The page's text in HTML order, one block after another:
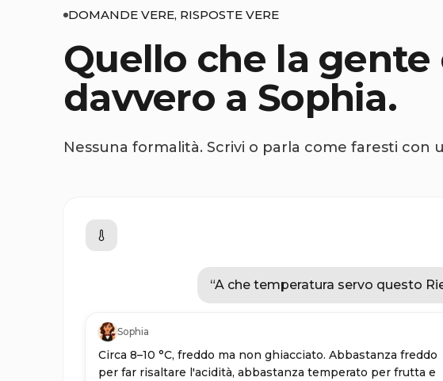
DOMANDE VERE, RISPOSTE VERE
Quello che la gente
davvero a Sophia.
Nessuna formalità. Scrivi o parla come faresti con
“A che temperatura servo questo
Sophia
Circa 8–10 °C, freddo ma non ghiacciato. Abbastanza freddo
per far risaltare l'acidità, abbastanza temperato per frutta e